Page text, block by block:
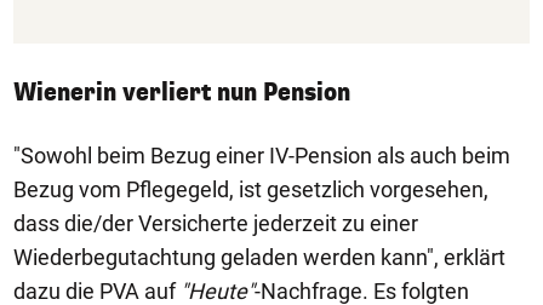
Wienerin verliert nun Pension
"Sowohl beim Bezug einer IV-Pension als auch beim
Bezug vom Pflegegeld, ist gesetzlich vorgesehen,
dass die/der Versicherte jederzeit zu einer
Wiederbegutachtung geladen werden kann", erklärt
dazu die PVA auf "Heute"-Nachfrage. Es folgten